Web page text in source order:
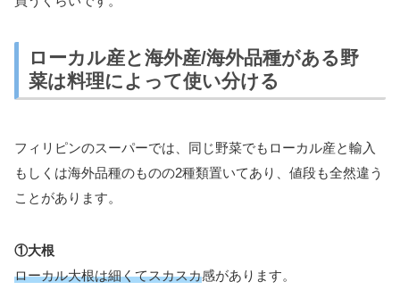
ローカル産と海外産/海外品種がある野
菜は料理によって使い分ける
フィリピンのスーパーでは、同じ野菜でもローカル産と輸入
もしくは海外品種のものの2種類置いてあり、値段も全然違う
ことがあります。
①大根
ローカル大根は細くてスカスカ感があります。